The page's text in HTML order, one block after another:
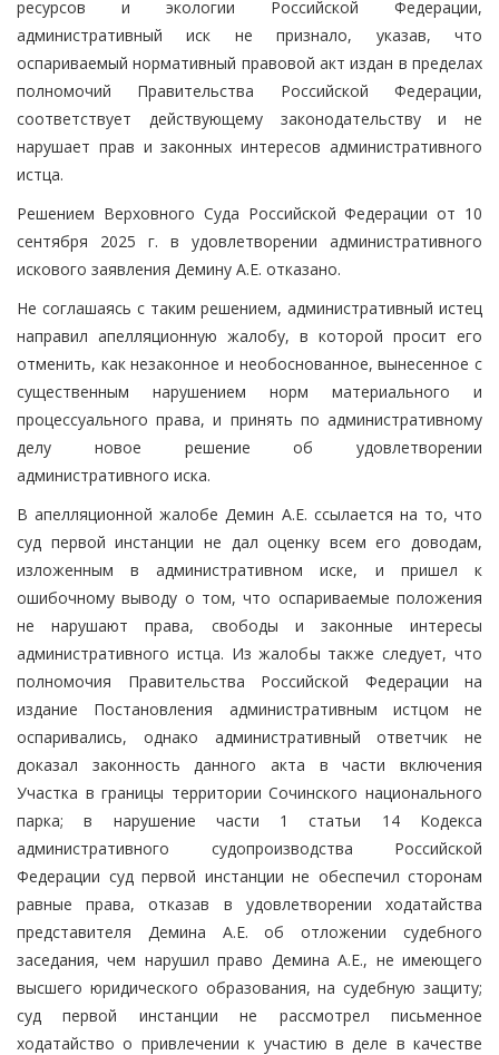
ресурсов и экологии Российской Федерации,
административный иск не признало, указав, что
оспариваемый нормативный правовой акт издан в пределах
полномочий Правительства Российской Федерации,
соответствует действующему законодательству и не
нарушает прав и законных интересов административного
истца.
Решением Верховного Суда Российской Федерации от 10
сентября 2025 г. в удовлетворении административного
искового заявления Демину А.Е. отказано.
Не соглашаясь с таким решением, административный истец
направил апелляционную жалобу, в которой просит его
отменить, как незаконное и необоснованное, вынесенное с
существенным нарушением норм материального и
процессуального права, и принять по административному
делу новое решение об удовлетворении
административного иска.
В апелляционной жалобе Демин А.Е. ссылается на то, что
суд первой инстанции не дал оценку всем его доводам,
изложенным в административном иске, и пришел к
ошибочному выводу о том, что оспариваемые положения
не нарушают права, свободы и законные интересы
административного истца. Из жалобы также следует, что
полномочия Правительства Российской Федерации на
издание Постановления административным истцом не
оспаривались, однако административный ответчик не
доказал законность данного акта в части включения
Участка в границы территории Сочинского национального
парка; в нарушение части 1 статьи 14 Кодекса
административного судопроизводства Российской
Федерации суд первой инстанции не обеспечил сторонам
равные права, отказав в удовлетворении ходатайства
представителя Демина А.Е. об отложении судебного
заседания, чем нарушил право Демина А.Е., не имеющего
высшего юридического образования, на судебную защиту;
суд первой инстанции не рассмотрел письменное
ходатайство о привлечении к участию в деле в качестве